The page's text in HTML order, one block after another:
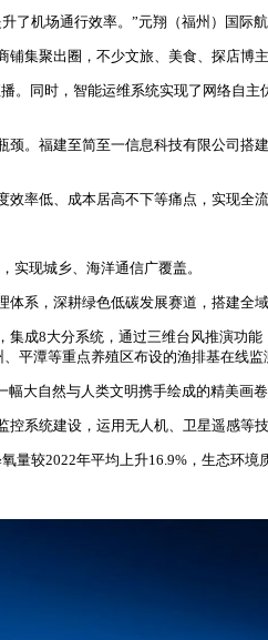
机场通行效率。”元翔（福州）国际
集聚出圈，不少文旅、美食、探店博
。同时，智能运维系统实现了网络自
。福建至简至一信息科技有限公司
率低、成本居高不下等痛点，实现全
实现城乡、海洋通信广覆盖。
系，深耕绿色低碳发展赛道，搭建全域
成8大分系统，通过三维台风推演功
平潭等重点养殖区布设的渔排基在线
大自然与人类文明携手绘成的精美画卷
系统建设，运用无人机、卫星遥感等
较2022年平均上升16.9%，生态环境